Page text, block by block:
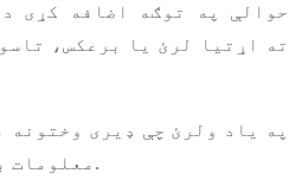
حوالې په توګه اضافه کړی
په یاد ولرئ چې ډیری وختونه
معلومات به په منظم ډول تازه کیږي.